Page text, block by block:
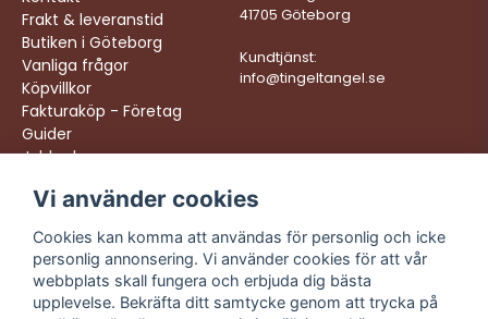
Frakt & leveranstid
Butiken i Göteborg
Vanliga frågor
Köpvillkor
Fakturaköp - Företag
Guider
Jobba hos oss
41705 Göteborg
Kundtjänst:
info@tingeltangel.se
Följ oss:
Instagram
Facebook
TikTok
Vi levererar:
Snabba leveranser
Trygga köp
Fri frakt över 499:-
Trevlig kundtjänst
Vi använder cookies
Cookies kan komma att användas för personlig och icke
personlig annonsering. Vi använder cookies för att vår
webbplats skall fungera och erbjuda dig bästa
upplevelse. Bekräfta ditt samtycke genom att trycka på